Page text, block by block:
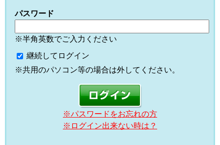
パスワード
※半角英数でご入力ください
継続してログイン
※共用のパソコン等の場合は外してください。
※パスワードをお忘れの方
※ログイン出来ない時は？